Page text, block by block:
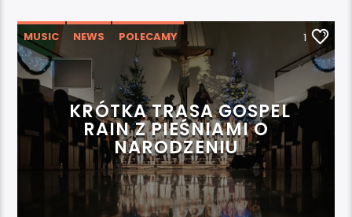
MUSIC NEWS
POLECAMY
WYDARZENIA
1
KRÓTKA TRASA GOSPEL
RAIN Z PIEŚNIAMI O
NARODZENIU